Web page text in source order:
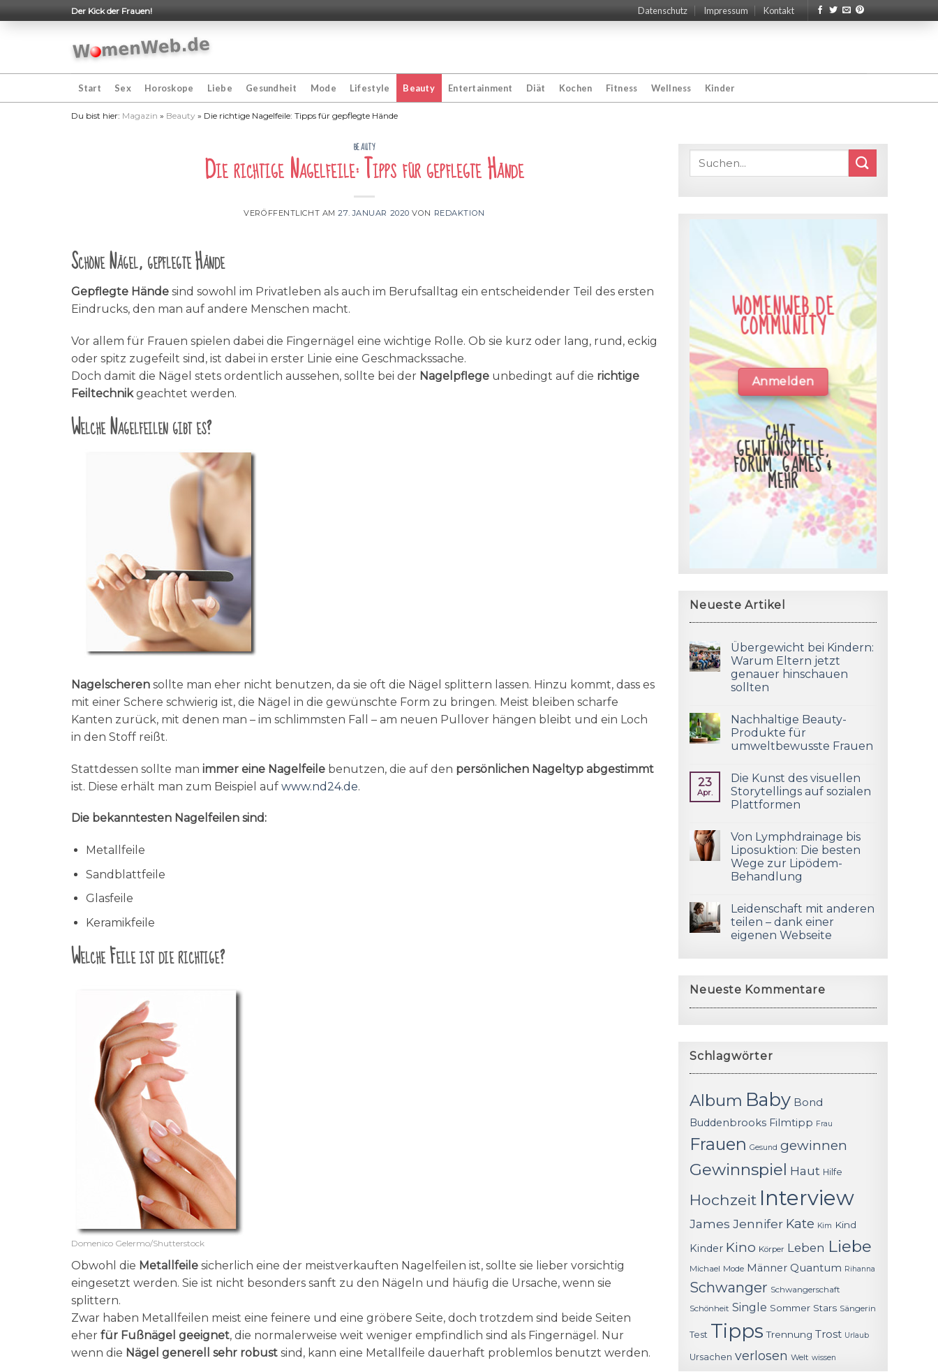
to
Der Kick der Frauen! Datenschutz Impressum Kontakt
Start Sex Horoskope Liebe Gesundheit Mode Lifestyle Beauty Entertainment Diät Kochen Fitness Wellness Kinder
Du bist hier: Magazin » Beauty » Die richtige Nagelfeile: Tipps für gepflegte Hände
BEAUTY
Die richtige Nagelfeile: Tipps für gepflegte Hände
VERÖFFENTLICHT AM27. JANUAR 2020 VON REDAKTION
Schöne Nägel, gepflegte Hände
Gepflegte Hände sind sowohl im Privatleben als auch im Berufsalltag ein entscheidender Teil des ersten
Eindrucks, den man auf andere Menschen macht.
Vor allem für Frauen spielen dabei die Fingernägel eine wichtige Rolle. Ob sie kurz oder lang, rund, eckig
oder spitz zugefeilt sind, ist dabei in erster Linie eine Geschmackssache.
Doch damit die Nägel stets ordentlich aussehen, sollte bei der Nagelpflege unbedingt auf die richtige
Feiltechnikgeachtet werden.
Welche Nagelfeilen gibt es?
Nagelscheren sollte man eher nicht benutzen, da sie oft die Nägel splittern lassen. Hinzu kommt, dass es
mit einer Schere schwierig ist, die Nägel in die gewünschte Form zu bringen. Meist bleiben scharfe
Kanten zurück, mit denen man – im schlimmsten Fall – am neuen Pullover hängen bleibt und ein Loch
in den Stoff reißt.
Stattdessen sollte man immer eine Nagelfeile benutzen, die auf den persönlichen Nageltyp abgestimmt
ist. Diese erhält man zum Beispiel auf www.nd24.de.
Die bekanntesten Nagelfeilen sind:
Metallfeile
Sandblattfeile
Glasfeile
Keramikfeile
Welche Feile ist die richtige?
Domenico Gelermo/Shutterstock
Obwohl die Metallfeile sicherlich eine der meistverkauften Nagelfeilen ist, sollte sie lieber vorsichtig
eingesetzt werden. Sie ist nicht besonders sanft zu den Nägeln und häufig die Ursache, wenn sie
splittern.
Zwar haben Metallfeilen meist eine feinere und eine gröbere Seite, doch trotzdem sind beide Seiten
eher für Fußnägel geeignet, die normalerweise weit weniger empfindlich sind als Fingernägel. Nur
wenn die Nägel generell sehr robust sind, kann eine Metallfeile dauerhaft problemlos benutzt werden.
WOMENWEB.DE
COMMUNITY
Anmelden
CHAT,
GEWINNSPIELE,
FORUM, GAMES &
MEHR
Neueste Artikel
Übergewicht bei Kindern:
Warum Eltern jetzt
genauer hinschauen
sollten
Nachhaltige Beauty-
Produkte für
umweltbewusste Frauen
23
Apr.
Die Kunst des visuellen
Storytellings auf sozialen
Plattformen
Von Lymphdrainage bis
Liposuktion: Die besten
Wege zur Lipödem-
Behandlung
Leidenschaft mit anderen
teilen – dank einer
eigenen Webseite
Neueste Kommentare
Schlagwörter
Album Baby Bond
Buddenbrooks Filmtipp Frau
Frauen Gesund gewinnen
Gewinnspiel Haut Hilfe
Hochzeit Interview
James Jennifer Kate Kim Kind
Kinder Kino Körper Leben Liebe
Michael Mode Männer Quantum Rihanna
Schwanger Schwangerschaft
Schönheit Single Sommer Stars Sängerin
Test Tipps Trennung Trost Urlaub
Ursachen verlosen Welt wissen